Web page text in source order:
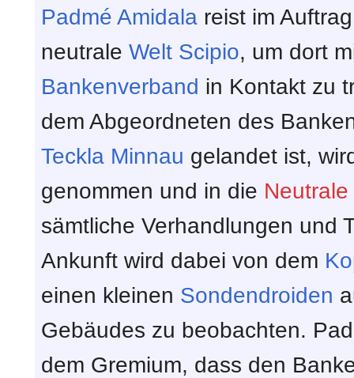
Padmé Amidala reist im
neutrale Welt Scipio, um dort
Bankenverband in Kontakt zu
dem Abgeordneten des
Teckla Minnau gelandet ist,
genommen und in die
sämtliche Verhandlungen und
Ankunft wird dabei von dem
einen kleinen Sondendroiden
Gebäudes zu beobachten.
dem Gremium, dass den